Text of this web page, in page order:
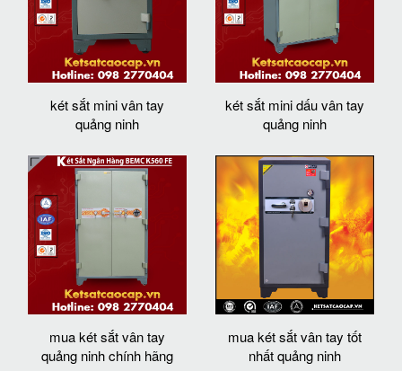
két sắt mini vân tay
quảng ninh
két sắt mini dấu vân tay
quảng ninh
mua két sắt vân tay
quảng ninh chính hãng
mua két sắt vân tay tốt
nhất quảng ninh